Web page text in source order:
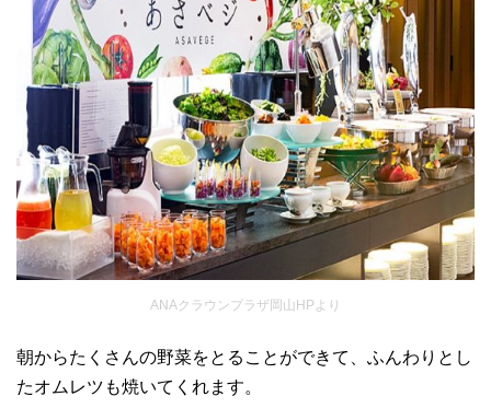
ANAクラウンプラザ岡山HPより
朝からたくさんの野菜をとることができて、ふんわりとし
たオムレツも焼いてくれます。